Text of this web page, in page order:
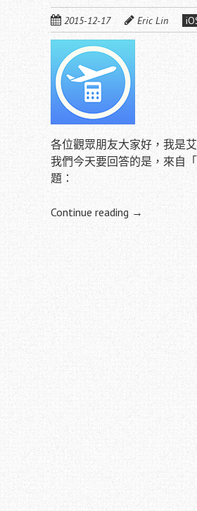
2015-12-17 Eric Lin
各位觀眾朋友大家好，我是
我們今天要回答的是，來自
題：
Continue reading →
Post
navigation